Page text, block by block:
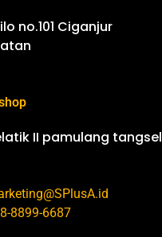
no.101 Ciganjur
II pamulang tangsel
8899-6687